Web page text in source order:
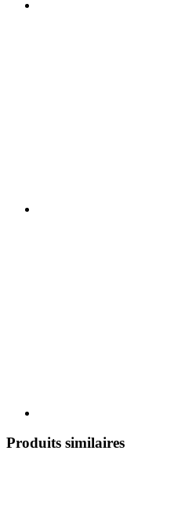
Produits similaires